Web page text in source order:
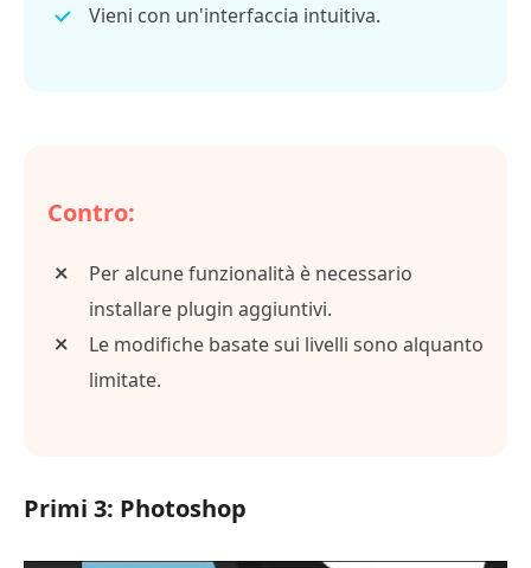
Vieni con un'interfaccia intuitiva.
Contro:
Per alcune funzionalità è necessario
installare plugin aggiuntivi.
Le modifiche basate sui livelli sono alquanto
limitate.
Primi 3: Photoshop